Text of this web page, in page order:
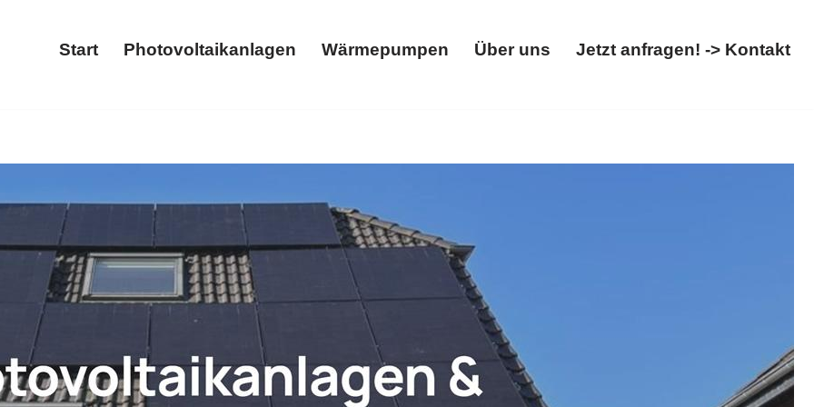
Start Photovoltaikanlagen Wärmepumpen Über uns Jetzt anfragen! -> Kontakt
Wärmepumpe, Stromspeicher, Wallbox. ✓Photovoltaikanlage, ✓Solaranlage, ✓Wärmepumpe,
Hacker, Ihr Solar & Wärmepumpenfachmann. Erleben Sie unseren Service ✉.